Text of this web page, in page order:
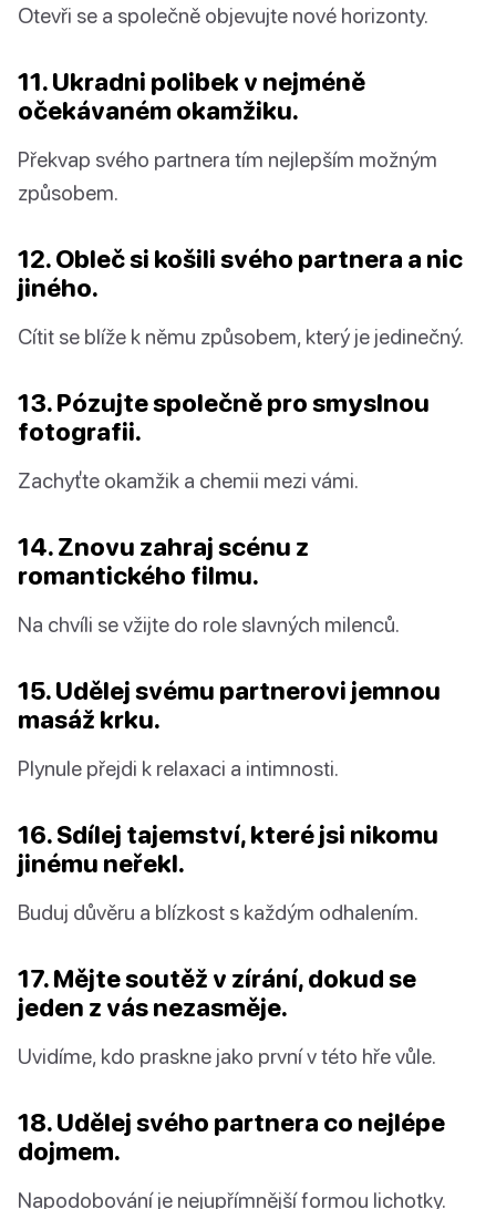
Otevři se a společně objevujte nové horizonty.
11. Ukradni polibek v nejméně
očekávaném okamžiku.
Překvap svého partnera tím nejlepším možným
způsobem.
12. Obleč si košili svého partnera a nic
jiného.
Cítit se blíže k němu způsobem, který je jedinečný.
13. Pózujte společně pro smyslnou
fotografii.
Zachyťte okamžik a chemii mezi vámi.
14. Znovu zahraj scénu z
romantického filmu.
Na chvíli se vžijte do role slavných milenců.
15. Udělej svému partnerovi jemnou
masáž krku.
Plynule přejdi k relaxaci a intimnosti.
16. Sdílej tajemství, které jsi nikomu
jinému neřekl.
Buduj důvěru a blízkost s každým odhalením.
17. Mějte soutěž v zírání, dokud se
jeden z vás nezasměje.
Uvidíme, kdo praskne jako první v této hře vůle.
18. Udělej svého partnera co nejlépe
dojmem.
Napodobování je nejupřímnější formou lichotky.